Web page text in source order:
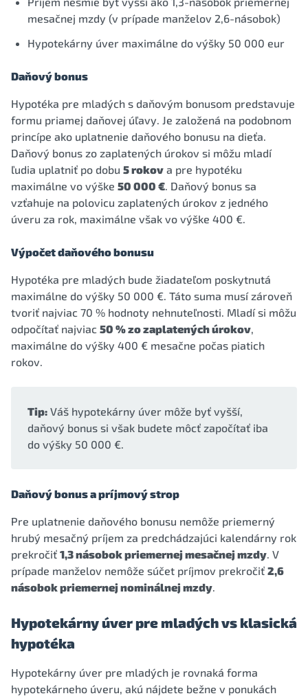
mesačnej mzdy (v prípade manželov 2,6-násobok)
Hypotekárny úver maximálne do výšky 50 000 eur
Daňový bonus
Hypotéka pre mladých s daňovým bonusom predstavuje
formu priamej daňovej úľavy. Je založená na podobnom
princípe ako uplatnenie daňového bonusu na dieťa.
Daňový bonus zo zaplatených úrokov si môžu mladí
ľudia uplatniť po dobu 5 rokov a pre hypotéku
maximálne vo výške 50 000 €. Daňový bonus sa
vzťahuje na polovicu zaplatených úrokov z jedného
úveru za rok, maximálne však vo výške 400 €.
Výpočet daňového bonusu
Hypotéka pre mladých bude žiadateľom poskytnutá
maximálne do výšky 50 000 €. Táto suma musí zároveň
tvoriť najviac 70 % hodnoty nehnuteľnosti. Mladí si môžu
odpočítať najviac 50 % zo zaplatených úrokov,
maximálne do výšky 400 € mesačne počas piatich
rokov.
Tip: Váš hypotekárny úver môže byť vyšší,
daňový bonus si však budete môcť započítať iba
do výšky 50 000 €.
Daňový bonus a príjmový strop
Pre uplatnenie daňového bonusu nemôže priemerný
hrubý mesačný príjem za predchádzajúci kalendárny rok
prekročiť 1,3 násobok priemernej mesačnej mzdy. V
prípade manželov nemôže súčet príjmov prekročiť 2,6
násobok priemernej nominálnej mzdy.
Hypotekárny úver pre mladých vs klasická
hypotéka
Hypotekárny úver pre mladých je rovnaká forma
hypotekárneho úveru, akú nájdete bežne v ponukách